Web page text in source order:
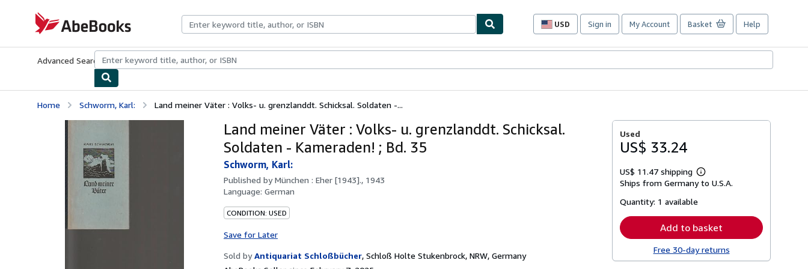
AbeBooks.com
USD
Site
preferences
Sign in My Account Basket Help
Advanced Search Browse CollectionsRare BooksArt & Collectibles
Home Schworm, Karl: Land meiner Väter : Volks- u. grenzlanddt. Schicksal. Soldaten -...
Land meiner Väter : Volks- u. grenzlanddt. Schicksal.
Soldaten - Kameraden! ; Bd. 35
Schworm, Karl:
Published byMünchen : Eher [1943]., 1943
Language: German
CONDITION: USED
Save for Later
Sold by Antiquariat Schloßbücher, Schloß Holte Stukenbrock, NRW, Germany
Used
US$ 33.24
US$ 11.47 shipping
Learn
more
Ships from Germany to U.S.A.
Quantity: 1 available
Add to basket
Free 30-day returns